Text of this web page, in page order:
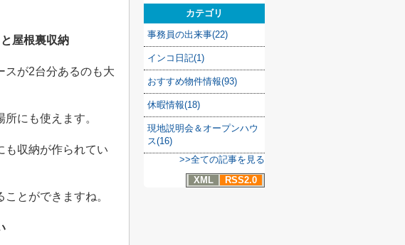
屋根裏収納
スが2台分あるのも大
にも使えます。
も収納が作られてい
とができますね。
カテゴリ
事務員の出来事(22)
インコ日記(1)
おすすめ物件情報(93)
休暇情報(18)
現地説明会＆オープンハウ
ス(16)
>>全ての記事を見る
XML
RSS2.0